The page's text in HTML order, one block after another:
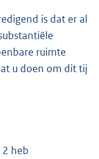
is dat er al
ruimte
u doen om dit tij
heb